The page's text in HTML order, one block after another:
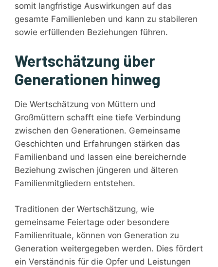
somit langfristige Auswirkungen auf das
gesamte Familienleben und kann zu stabileren
sowie erfüllenden Beziehungen führen.
Wertschätzung über
Generationen hinweg
Die Wertschätzung von Müttern und
Großmüttern schafft eine tiefe Verbindung
zwischen den Generationen. Gemeinsame
Geschichten und Erfahrungen stärken das
Familienband und lassen eine bereichernde
Beziehung zwischen jüngeren und älteren
Familienmitgliedern entstehen.
Traditionen der Wertschätzung, wie
gemeinsame Feiertage oder besondere
Familienrituale, können von Generation zu
Generation weitergegeben werden. Dies fördert
ein Verständnis für die Opfer und Leistungen